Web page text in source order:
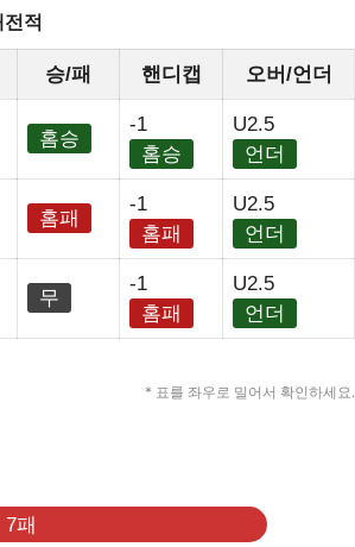
적
승/패 핸디캡 오버/언더
홈승
-1
홈승
U2.5
언더
홈패
-1
홈패
U2.5
언더
무
-1
홈패
U2.5
언더
* 표를 좌우로 밀어서 확인하세요.
7패